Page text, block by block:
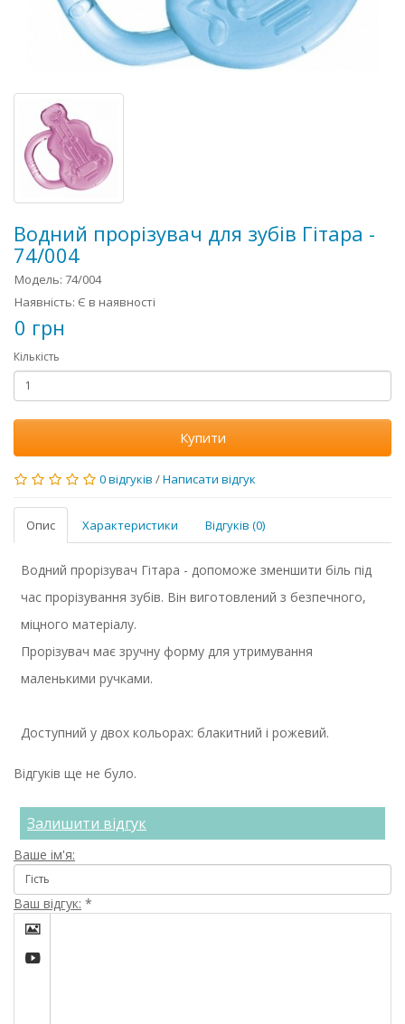
Водний прорізувач для зубів Гітара -
74/004
Модель: 74/004
Наявність: Є в наявності
0 грн
Кількість
Купити
0 відгуків /Написати відгук
Опис Характеристики Відгуків (0)
Водний прорізувач Гітара - допоможе зменшити біль під
час прорізування зубів. Він виготовлений з безпечного,
міцного матеріалу.
Прорізувач має зручну форму для утримування
маленькими ручками.
Доступний у двох кольорах: блакитний і рожевий.
Відгуків ще не було.
Залишити відгук
Ваше ім'я:
Ваш відгук: *

